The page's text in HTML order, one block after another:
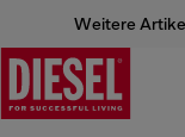
Weitere